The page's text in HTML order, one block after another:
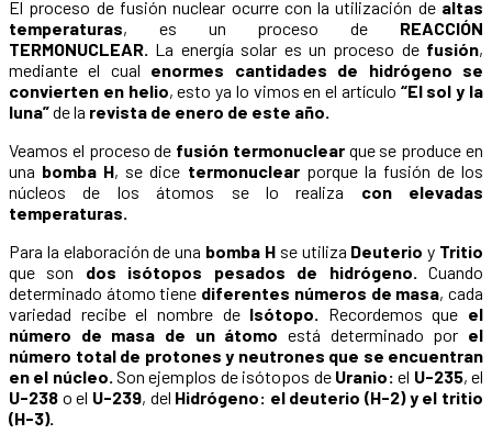
El proceso de fusión nuclear ocurre con la utilización de altas
temperaturas, es un proceso de REACCIÓN
TERMONUCLEAR. La energía solar es un proceso de fusión,
mediante el cual enormes cantidades de hidrógeno se
convierten en helio, esto ya lo vimos en el artículo “El sol y la
luna”de la revista de enero de este año.
Veamos el proceso de fusión termonuclearque se produce en
una bomba H, se dice termonuclearporque la fusión de los
núcleos de los átomos se lo realiza con elevadas
temperaturas.
Para la elaboración de una bomba Hse utiliza Deuterio y Tritio
que son dos isótopos pesados de hidrógeno. Cuando
determinado átomo tiene diferentes números de masa, cada
variedad recibe el nombre de Isótopo. Recordemos que el
número de masa de un átomo está determinado por el
número total de protones y neutrones que se encuentran
en el núcleo. Son ejemplos de isótopos de Uranio: el U-235, el
U-238 o el U-239, del Hidrógeno: el deuterio (H-2) y el tritio
(H-3).